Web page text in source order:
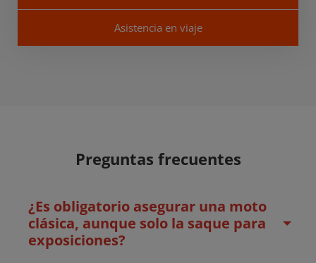
Asistencia en viaje
Preguntas frecuentes
¿Es obligatorio asegurar una moto
clásica, aunque solo la saque para
exposiciones?